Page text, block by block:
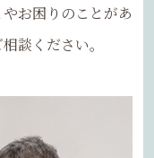
お困りのことがあ
談ください。